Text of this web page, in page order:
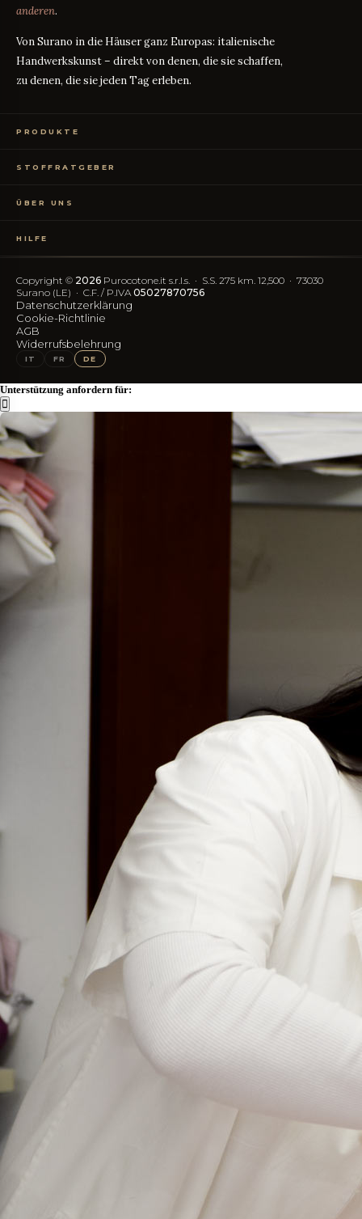
anderen.
Von Surano in die Häuser ganz Europas: italienische
Handwerkskunst – direkt von denen, die sie schaffen,
zu denen, die sie jeden Tag erleben.
PRODUKTE
Tischwäsche
Homewear
STOFFRATGEBER
Perkal oder Satin?
TC300 vs Ägyptische Baumwolle
ÜBER UNS
OEKO-TEX-Zertifizierung
Vereinfachter Widerruf
Trustpilot-Bewertungen
HILFE
FAQ
Versandkosten
FOLGEN SIE UNS
IG FB
Copyright © 2026 Purocotone.it s.r.l.s. · S.S. 275 km. 12,500 · 73030
Surano (LE) · C.F. / P.IVA05027870756
Datenschutzerklärung
Cookie-Richtlinie
AGB
Widerrufsbelehrung
IT FR DE
Unterstützung anfordern für: